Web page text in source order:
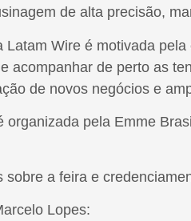
de alta precisão,
Latam Wire é motivada
acompanhar de perto as
de novos negócios e
organizada pela Emme
sobre a feira e
Lopes: